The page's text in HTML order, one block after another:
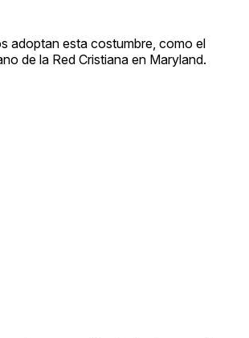
adoptan esta costumbre, como el
de la Red Cristiana en Maryland.